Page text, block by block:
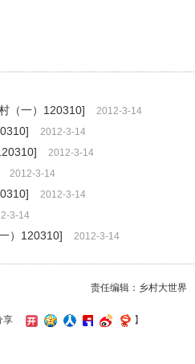
（一）120310]
2012-3-14
2012-3-14
2012-3-14
2012-3-14
2012-3-14
3-14
）120310] 2012-3-14
责任编辑：乡村大世界
享 】